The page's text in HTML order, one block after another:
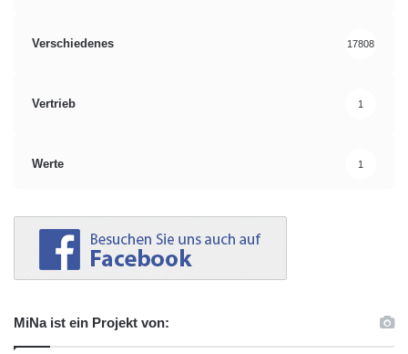
Verschiedenes 17808
Vertrieb 1
Werte 1
MiNa ist ein Projekt von: